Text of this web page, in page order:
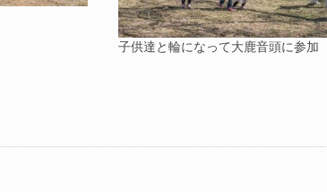
子供達と輪になって大鹿音頭に参加